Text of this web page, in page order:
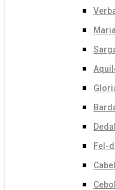
Fel-